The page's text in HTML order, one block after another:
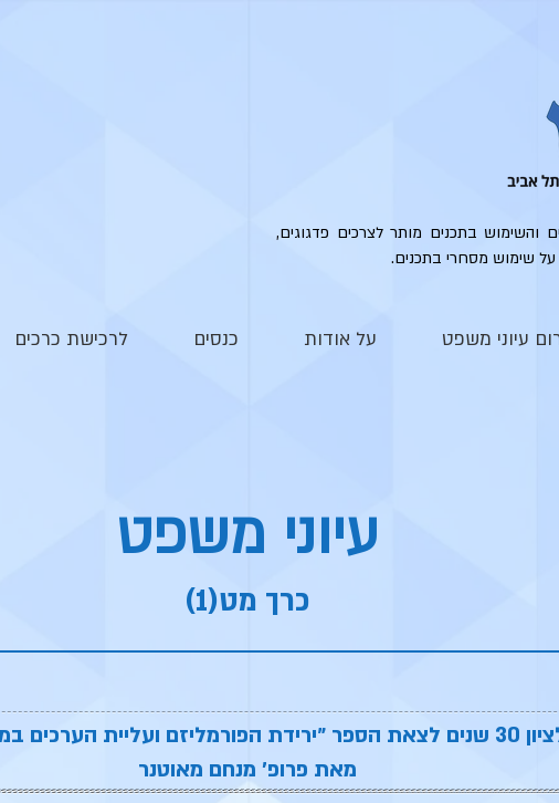
והשימוש בתכנים מותר לצרכים פדגוגים,
שימוש מסחרי בתכנים.
עיוני משפט על אודות כנסים לרכישת כרכים
עיוני משפט
כרך מט(1)
במשפט הישראלי״
מאת פרופ׳ מנחם מאוטנר